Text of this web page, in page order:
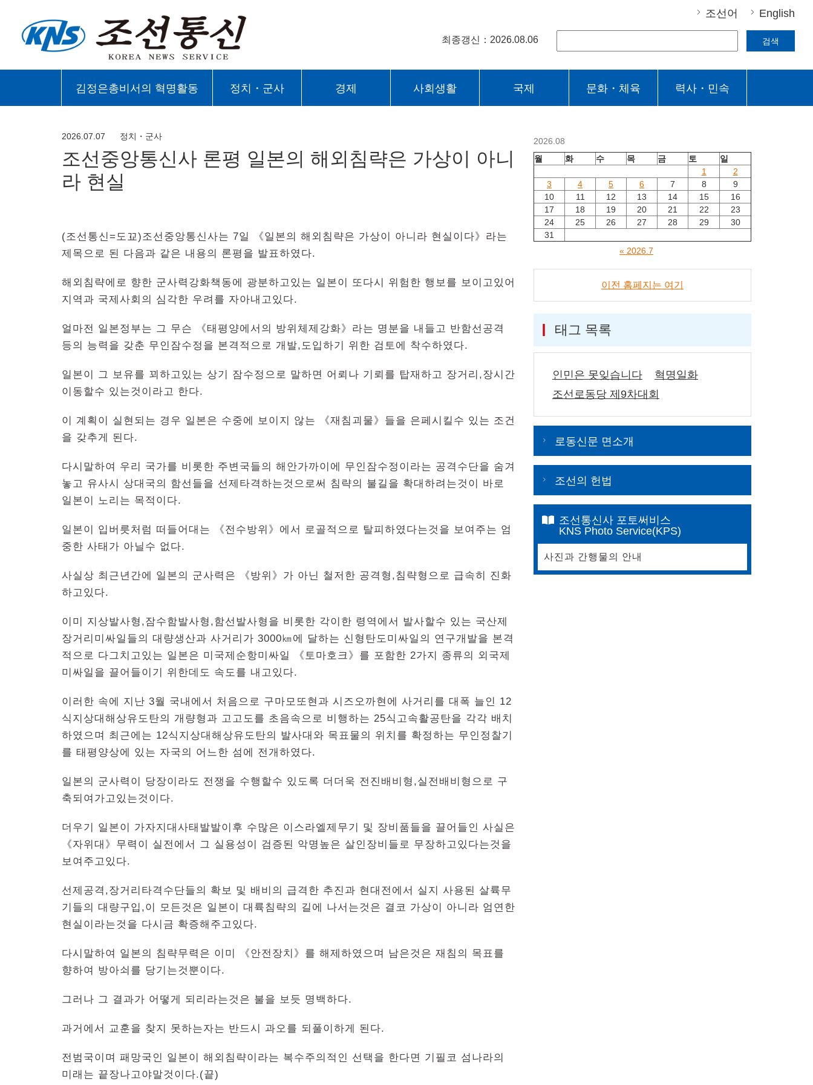
조선어 English
최종갱신：2026.08.06 검색
김정은총비서의 혁명활동 정치・군사 경제 사회생활 국제 문화・체육 력사・민속
2026.07.07 정치・군사
조선중앙통신사 론평 일본의 해외침략은 가상이 아니
라 현실
(조선통신=도꾜)조선중앙통신사는 7일 《일본의 해외침략은 가상이 아니라 현실이다》라는
제목으로 된 다음과 같은 내용의 론평을 발표하였다.
해외침략에로 향한 군사력강화책동에 광분하고있는 일본이 또다시 위험한 행보를 보이고있어
지역과 국제사회의 심각한 우려를 자아내고있다.
얼마전 일본정부는 그 무슨 《태평양에서의 방위체제강화》라는 명분을 내들고 반함선공격
등의 능력을 갖춘 무인잠수정을 본격적으로 개발,도입하기 위한 검토에 착수하였다.
일본이 그 보유를 꾀하고있는 상기 잠수정으로 말하면 어뢰나 기뢰를 탑재하고 장거리,장시간
이동할수 있는것이라고 한다.
이 계획이 실현되는 경우 일본은 수중에 보이지 않는 《재침괴물》들을 은페시킬수 있는 조건
을 갖추게 된다.
다시말하여 우리 국가를 비롯한 주변국들의 해안가까이에 무인잠수정이라는 공격수단을 숨겨
놓고 유사시 상대국의 함선들을 선제타격하는것으로써 침략의 불길을 확대하려는것이 바로
일본이 노리는 목적이다.
일본이 입버릇처럼 떠들어대는 《전수방위》에서 로골적으로 탈피하였다는것을 보여주는 엄
중한 사태가 아닐수 없다.
사실상 최근년간에 일본의 군사력은 《방위》가 아닌 철저한 공격형,침략형으로 급속히 진화
하고있다.
이미 지상발사형,잠수함발사형,함선발사형을 비롯한 각이한 령역에서 발사할수 있는 국산제
장거리미싸일들의 대량생산과 사거리가 3000㎞에 달하는 신형탄도미싸일의 연구개발을 본격
적으로 다그치고있는 일본은 미국제순항미싸일 《토마호크》를 포함한 2가지 종류의 외국제
미싸일을 끌어들이기 위한데도 속도를 내고있다.
이러한 속에 지난 3월 국내에서 처음으로 구마모또현과 시즈오까현에 사거리를 대폭 늘인 12
식지상대해상유도탄의 개량형과 고고도를 초음속으로 비행하는 25식고속활공탄을 각각 배치
하였으며 최근에는 12식지상대해상유도탄의 발사대와 목표물의 위치를 확정하는 무인정찰기
를 태평양상에 있는 자국의 어느한 섬에 전개하였다.
일본의 군사력이 당장이라도 전쟁을 수행할수 있도록 더더욱 전진배비형,실전배비형으로 구
축되여가고있는것이다.
더우기 일본이 가자지대사태발발이후 수많은 이스라엘제무기 및 장비품들을 끌어들인 사실은
《자위대》무력이 실전에서 그 실용성이 검증된 악명높은 살인장비들로 무장하고있다는것을
보여주고있다.
선제공격,장거리타격수단들의 확보 및 배비의 급격한 추진과 현대전에서 실지 사용된 살륙무
기들의 대량구입,이 모든것은 일본이 대륙침략의 길에 나서는것은 결코 가상이 아니라 엄연한
현실이라는것을 다시금 확증해주고있다.
다시말하여 일본의 침략무력은 이미 《안전장치》를 해제하였으며 남은것은 재침의 목표를
향하여 방아쇠를 당기는것뿐이다.
그러나 그 결과가 어떻게 되리라는것은 불을 보듯 명백하다.
과거에서 교훈을 찾지 못하는자는 반드시 과오를 되풀이하게 된다.
전범국이며 패망국인 일본이 해외침략이라는 복수주의적인 선택을 한다면 기필코 섬나라의
미래는 끝장나고야말것이다.(끝)
2026.08
월
화 수 목 금 토
일
1
2
3
4 5 6 7 8
9
10
11 12 13 14 15
16
17
18 19 20 21 22
23
24
25 26 27 28 29
30
31
« 2026.7
이전 홈페지는 여기
태그 목록
인민은 못잊습니다
혁명일화
조선로동당 제9차대회
로동신문 면소개
조선의 헌법
조선통신사 포토써비스
KNS Photo Service(KPS)
사진과 간행물의 안내